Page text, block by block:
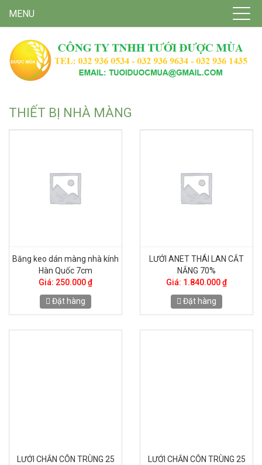
MENU
THIẾT BỊ NHÀ MÀNG
Băng keo dán màng nhà kính
Hàn Quốc 7cm
Giá: 250.000 ₫
Đặt hàng
LƯỚI ANET THÁI LAN CẮT
NẮNG 70%
Giá: 1.840.000 ₫
Đặt hàng
LƯỚI CHẮN CÔN TRÙNG 25
LƯỚI CHẮN CÔN TRÙNG 25